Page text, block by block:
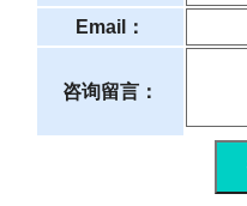
Email：
咨询留言：